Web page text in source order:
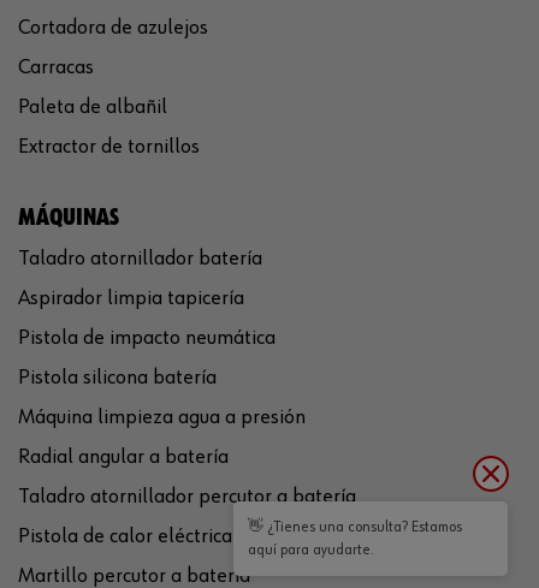
Cortadora de azulejos
Carracas
Paleta de albañil
Extractor de tornillos
MÁQUINAS
Taladro atornillador batería
Aspirador limpia tapicería
Pistola de impacto neumática
Pistola silicona batería
Máquina limpieza agua a presión
Radial angular a batería
Taladro atornillador percutor a batería
Pistola de calor eléctrica
Martillo percutor a batería
👋 ¿Tienes una consulta? Estamos
aquí para ayudarte.